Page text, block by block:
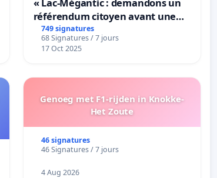
« Lac-Mégantic : demandons un
référendum citoyen avant une
transformation irréversible de
notre territoire »
749 signatures
68 Signatures / 7 jours
17 Oct 2025
Genoeg met F1-rijden in Knokke-
Het Zoute
46 signatures
46 Signatures / 7 jours
4 Aug 2026